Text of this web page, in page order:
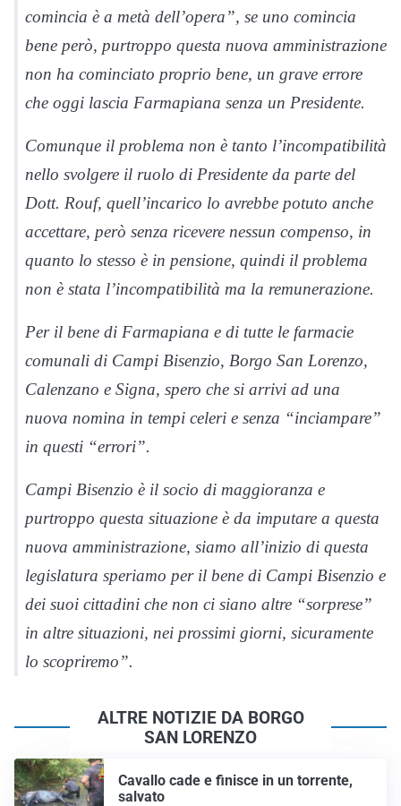
comincia è a metà dell’opera”, se uno comincia
bene però, purtroppo questa nuova amministrazione
non ha cominciato proprio bene, un grave errore
che oggi lascia Farmapiana senza un Presidente.
Comunque il problema non è tanto l’incompatibilità
nello svolgere il ruolo di Presidente da parte del
Dott. Rouf, quell’incarico lo avrebbe potuto anche
accettare, però senza ricevere nessun compenso, in
quanto lo stesso è in pensione, quindi il problema
non è stata l’incompatibilità ma la remunerazione.
Per il bene di Farmapiana e di tutte le farmacie
comunali di Campi Bisenzio, Borgo San Lorenzo,
Calenzano e Signa, spero che si arrivi ad una
nuova nomina in tempi celeri e senza “inciampare”
in questi “errori”.
Campi Bisenzio è il socio di maggioranza e
purtroppo questa situazione è da imputare a questa
nuova amministrazione, siamo all’inizio di questa
legislatura speriamo per il bene di Campi Bisenzio e
dei suoi cittadini che non ci siano altre “sorprese”
in altre situazioni, nei prossimi giorni, sicuramente
lo scopriremo”.
ALTRE NOTIZIE DA BORGO
SAN LORENZO
Cavallo cade e finisce in un torrente,
salvato